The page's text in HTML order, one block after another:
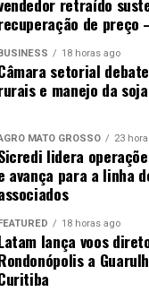
para o
sabe que o
ultrapasse as
também nossa
reconhecer uma
atual não está
deixa de
É apenas
muito maior no
retraído
de preço
BUSINESS 18 horas ago
setorial
e manejo da
MATO GROSSO 23
lidera
avança para a linha
FEATURED 18 horas ago
lança voos
a